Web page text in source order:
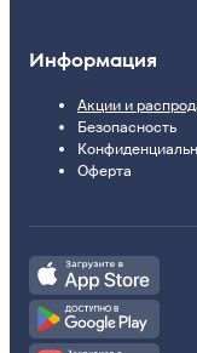
Информация
Акции и
Безопасность
Оферта